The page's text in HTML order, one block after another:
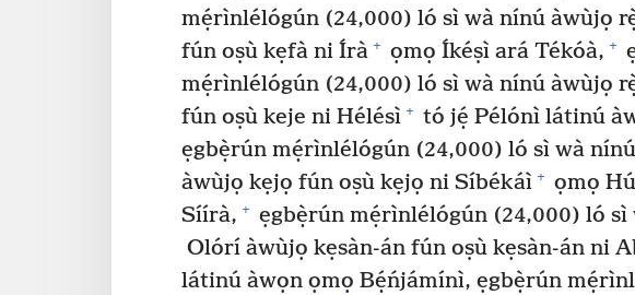
mẹ́rìnlélógún (24,000) ló sì wà nínú àwùjọ
fún oṣù kẹfà ni Írà + ọmọ Íkéṣì ará Tékóà, +
mẹ́rìnlélógún (24,000) ló sì wà nínú àwùjọ
fún oṣù keje ni Hélésì + tó jẹ́ Pélónì látinú
ẹgbẹ̀rún mẹ́rìnlélógún (24,000) ló sì wà
àwùjọ kẹjọ fún oṣù kẹjọ ni Síbékáì + ọmọ
Síírà, + ẹgbẹ̀rún mẹ́rìnlélógún (24,000) ló sì
Olórí àwùjọ kẹsàn-án fún oṣù kẹsàn-án ni
látinú àwọn ọmọ Bẹ́ńjámínì, ẹgbẹ̀rún